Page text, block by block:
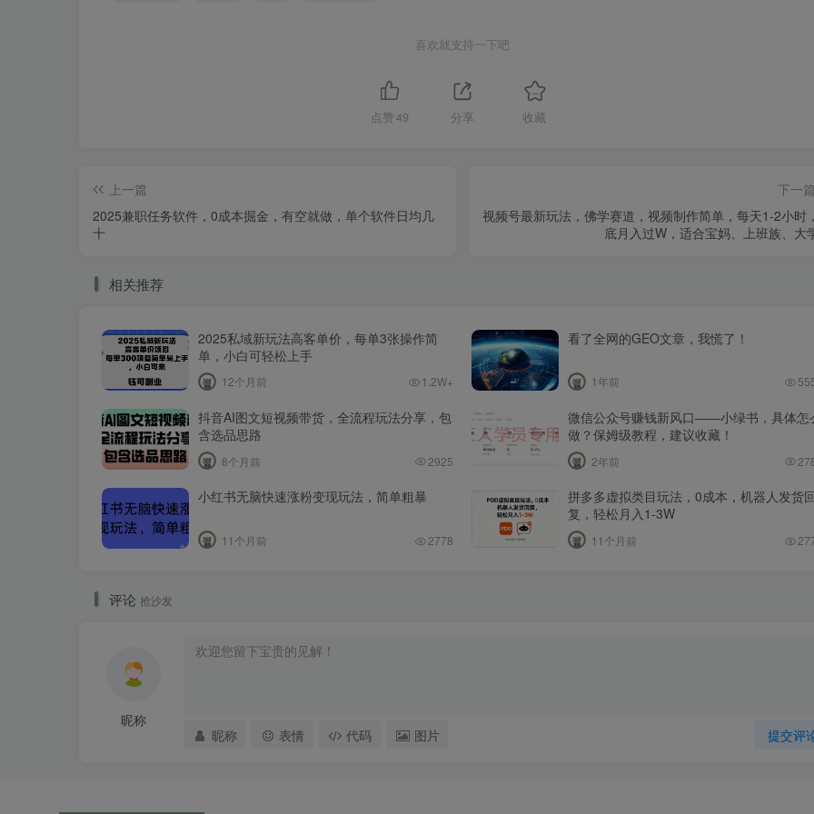
喜欢就支持一下吧
点赞 49 分享 收藏
上一篇
2025兼职任务软件，0成本掘金，有空就做，单个软件日均几
十
下一篇
视频号最新玩法，佛学赛道，视频制作简单，每天1-2小时
底月入过W，适合宝妈、上班族、大
相关推荐
2025私域新玩法高客单价，每单3张操作简
单，小白可轻松上手
12个月前 1.2W+
看了全网的GEO文章，我慌了！
1年前
抖音AI图文短视频带货，全流程玩法分享，包
含选品思路
8个月前 2925
微信公众号赚钱新风口——小绿书，具体怎
做？保姆级教程，建议收藏！
2年前
小红书无脑快速涨粉变现玩法，简单粗暴
11个月前 2778
拼多多虚拟类目玩法，0成本，机器人发货
复，轻松月入1-3W
11个月前
评论 抢沙发
昵称
提交评
昵称 表情 代码 图片